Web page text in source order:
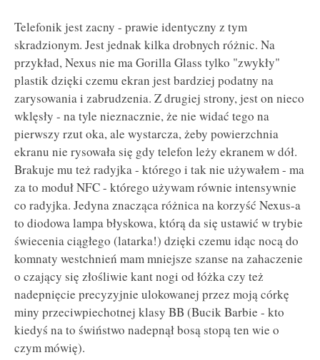
Telefonik jest zacny - prawie identyczny z tym
skradzionym. Jest jednak kilka drobnych różnic. Na
przykład, Nexus nie ma Gorilla Glass tylko "zwykły"
plastik dzięki czemu ekran jest bardziej podatny na
zarysowania i zabrudzenia. Z drugiej strony, jest on nieco
wklęsły - na tyle nieznacznie, że nie widać tego na
pierwszy rzut oka, ale wystarcza, żeby powierzchnia
ekranu nie rysowała się gdy telefon leży ekranem w dół.
Brakuje mu też radyjka - którego i tak nie używałem - ma
za to moduł NFC - którego używam równie intensywnie
co radyjka. Jedyna znacząca różnica na korzyść Nexus-a
to diodowa lampa błyskowa, którą da się ustawić w trybie
świecenia ciągłego (latarka!) dzięki czemu idąc nocą do
komnaty westchnień mam mniejsze szanse na zahaczenie
o czający się złośliwie kant nogi od łóżka czy też
nadepnięcie precyzyjnie ulokowanej przez moją córkę
miny przeciwpiechotnej klasy BB (Bucik Barbie - kto
kiedyś na to świństwo nadepnął bosą stopą ten wie o
czym mówię).